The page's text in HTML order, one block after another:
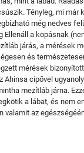
Tényleg, mi már
még nedves
Ellenáll a kopásnak
járás, a mérések
és
mérések
Ahinsa cipővel
mezítláb járna.
a lábat, és nem
valamit az